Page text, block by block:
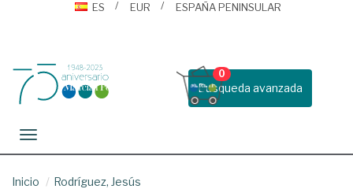
ES
EUR ESPAÑA PENINSULAR
Busqueda avanzada
0
Toggle navigation
Inicio Rodríguez, Jesús